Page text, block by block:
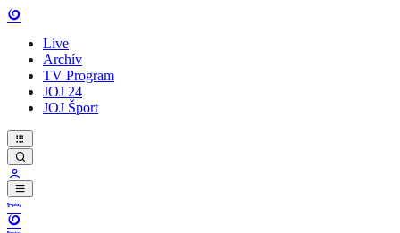
Live
Archív
TV Program
JOJ 24
JOJ Šport